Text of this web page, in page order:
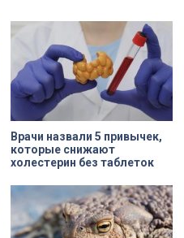
Врачи назвали 5 привычек,
которые снижают
холестерин без таблеток